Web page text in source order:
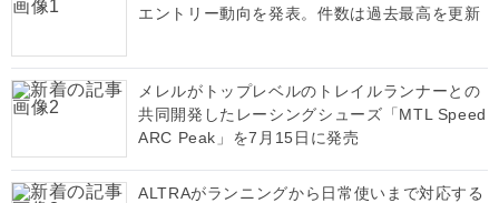
エントリー動向を発表。件数は過去最高を更新
メレルがトップレベルのトレイルランナーとの
共同開発したレーシングシューズ「MTL Speed
ARC Peak」を7月15日に発売
ALTRAがランニングから日常使いまで対応する